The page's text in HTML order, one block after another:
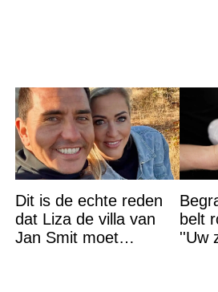
Dit is de echte reden
dat Liza de villa van
Jan Smit moet
belt
''Uw